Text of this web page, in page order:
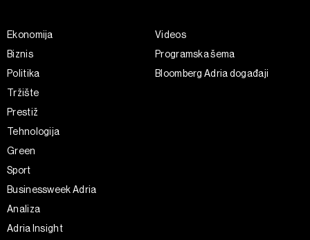
Ekonomija
Biznis
Politika
Tržište
Prestiž
Tehnologija
Green
Sport
Businessweek Adria
Analiza
Adria Insight
Videos
Programska šema
Bloomberg Adria događaji